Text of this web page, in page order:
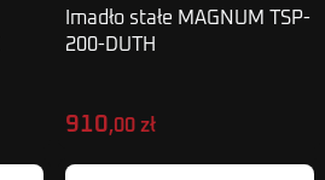
Imadło stałe MAGNUM TSP-
200-DUTH
910,00 zł